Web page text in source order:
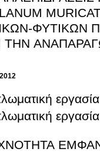
ΦΥΤΙΚΩΝ
ΤΗΝ
εργασία
εργασία